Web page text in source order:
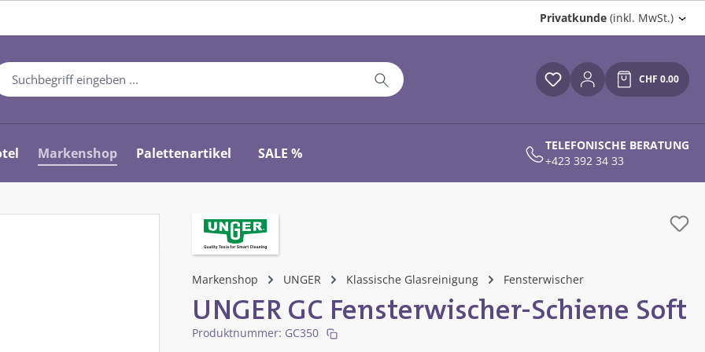
Privatkunde (inkl. MwSt.)
Du hast 0 Produkte auf
CHF 0.00
Markenshop Palettenartikel SALE %
TELEFONISCHE BERATUNG
+423 392 34 33
Markenshop UNGER Klassische Glasreinigung Fensterwischer
UNGER GC Fensterwischer-Schiene Soft
Produktnummer: GC350